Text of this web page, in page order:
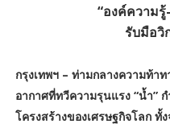
“องค์ความรู้
รับมือวิ
กรุงเทพฯ – ท่ามกลางความท้า
อากาศที่ทวีความรุนแรง “น้ำ”
โครงสร้างของเศรษฐกิจโลก